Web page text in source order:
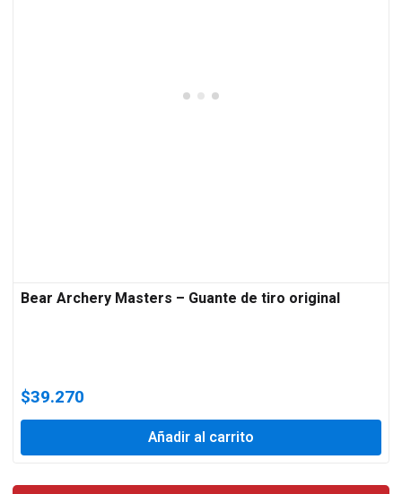
Bear Archery Masters – Guante de tiro original
$39.270
Añadir al carrito